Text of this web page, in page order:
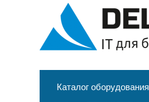
Каталог оборудования